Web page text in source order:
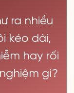
ra nhiều
kéo dài,
hay rối
gì?